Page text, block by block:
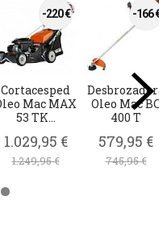
Trituradora
KIVA
EXCELIUM 2
1.585,95 €
Aceite
Prosint 2
1L....
11,75 €